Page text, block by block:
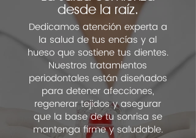
desde la raíz.
Dedicamos atención experta a
la salud de tus encías y al
hueso que sostiene tus dientes.
Nuestros tratamientos
periodontales están diseñados
para detener afecciones,
regenerar tejidos y asegurar
que la base de tu sonrisa se
mantenga firme y saludable.